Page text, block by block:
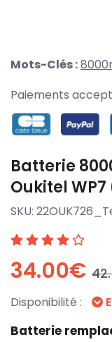
Mots-Clés :
Paiements
Batterie
Oukitel WP7
SKU:
34.00€
Disponibilité :
Batterie